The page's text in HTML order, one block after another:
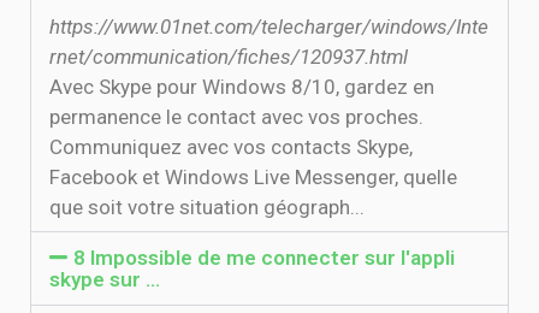
https://www.01net.com/telecharger/windows/Inte
rnet/communication/fiches/120937.html
Avec Skype pour Windows 8/10, gardez en
permanence le contact avec vos proches.
Communiquez avec vos contacts Skype,
Facebook et Windows Live Messenger, quelle
que soit votre situation géograph...
8 Impossible de me connecter sur l'appli
skype sur …